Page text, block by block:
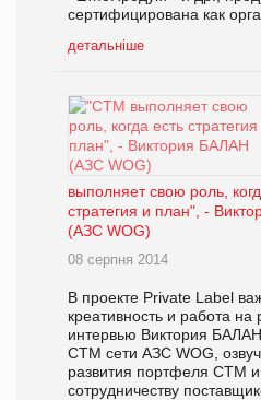
сертифицирована как
детальніше
выполняет свою роль,
стратегия и план", -
(АЗС WOG)
08 серпня 2014
В проекте Private Label
креативность и работа на
интервью Виктория
СТМ сети АЗС WOG,
развития портфеля СТМ и
сотрудничеству